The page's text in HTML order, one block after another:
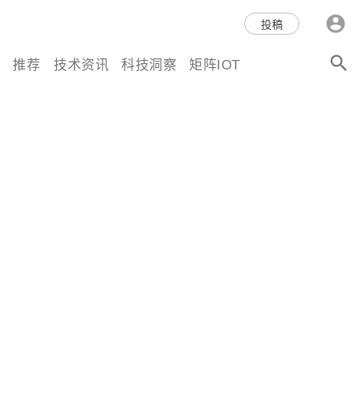
科技互联网,科技,资讯,动态,洞
察,量子,计算,AI,人工智能,机器
投稿
推荐 技术资讯 科技洞察 矩阵IOT